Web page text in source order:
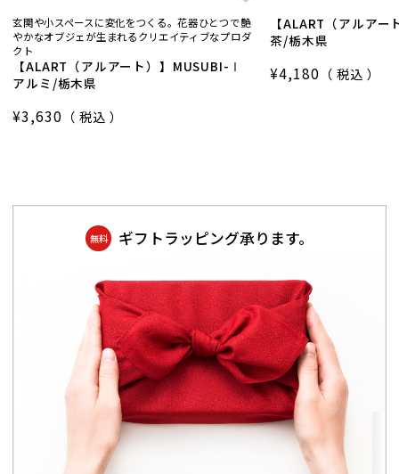
玄関や小スペースに変化をつくる。花器ひとつで艶
やかなオブジェが生まれるクリエイティブなプロダ
クト
【ALART（アルアート）】MUSUBI-Ⅰ
アルミ/栃木県
¥3,630 税込
【ALART（アルア
茶/栃木県
¥4,180 税込
無料 ギフトラッピング承ります。